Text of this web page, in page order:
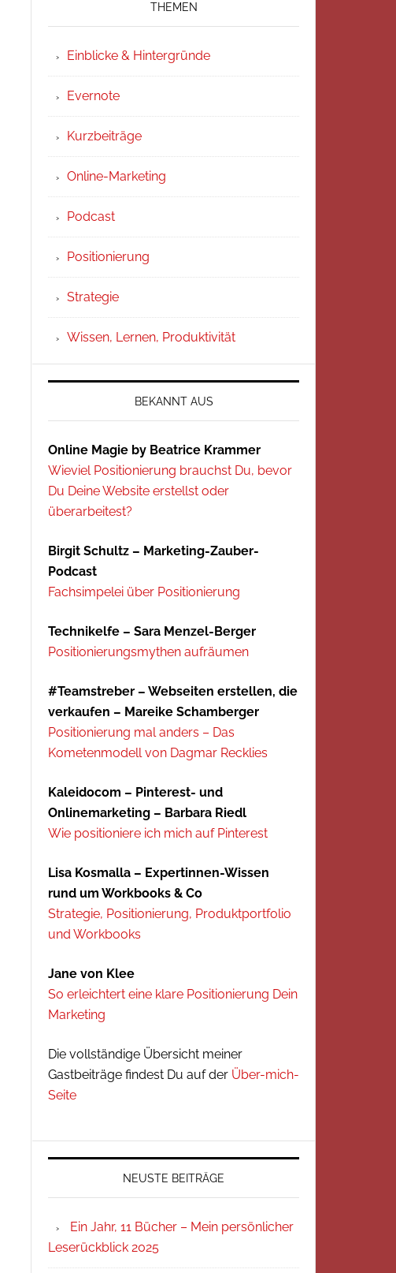
THEMEN
Einblicke & Hintergründe
Evernote
Kurzbeiträge
Online-Marketing
Podcast
Positionierung
Strategie
Wissen, Lernen, Produktivität
BEKANNT AUS
Online Magie by Beatrice Krammer
Wieviel Positionierung brauchst Du, bevor
Du Deine Website erstellst oder
überarbeitest?
Birgit Schultz – Marketing-Zauber-
Podcast
Fachsimpelei über Positionierung
Technikelfe – Sara Menzel-Berger
Positionierungsmythen aufräumen
#Teamstreber – Webseiten erstellen, die
verkaufen – Mareike Schamberger
Positionierung mal anders – Das
Kometenmodell von Dagmar Recklies
Kaleidocom – Pinterest- und
Onlinemarketing – Barbara Riedl
Wie positioniere ich mich auf Pinterest
Lisa Kosmalla – Expertinnen-Wissen
rund um Workbooks & Co
Strategie, Positionierung, Produktportfolio
und Workbooks
Jane von Klee
So erleichtert eine klare Positionierung Dein
Marketing
Die vollständige Übersicht meiner
Gastbeiträge findest Du auf der Über-mich-
Seite
NEUSTE BEITRÄGE
Ein Jahr, 11 Bücher – Mein persönlicher
Leserückblick 2025